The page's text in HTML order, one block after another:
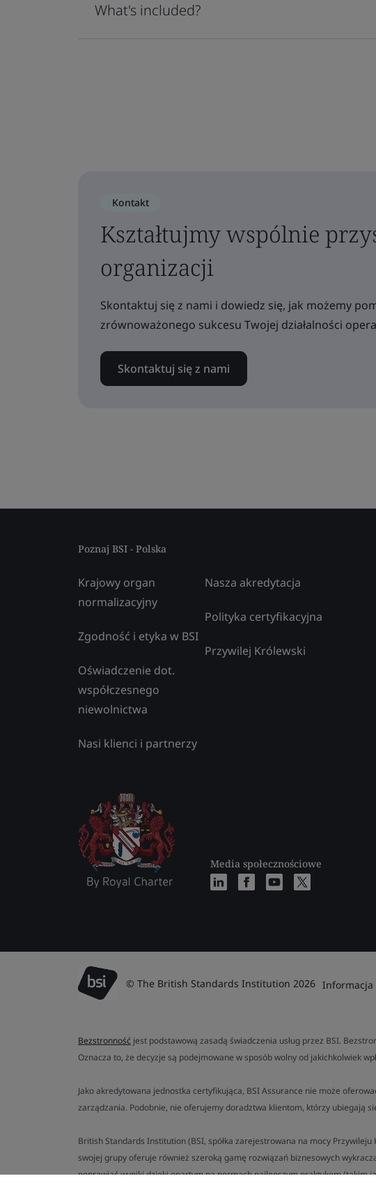
What's included?
Kontakt
Kształtujmy wspólnie
organizacji
Skontaktuj się z nami i dowiedz się, jak możemy
zrównoważonego sukcesu Twojej działalności
Skontaktuj się z nami
Poznaj BSI - Polska
Krajowy organ
normalizacyjny
Zgodność i etyka w BSI
Oświadczenie dot.
współczesnego
niewolnictwa
Nasi klienci i partnerzy
Nasza akredytacja
Polityka certyfikacyjna
Przywilej Królewski
Media społecznościowe
© The British Standards Institution 2026 Informacja
Bezstronność jest podstawową zasadą świadczenia usług przez BSI.
Oznacza to, że decyzje są podejmowane w sposób wolny od jakichkolwiek
Jako akredytowana jednostka certyfikująca, BSI Assurance nie może
zarządzania. Podobnie, nie oferujemy doradztwa klientom, którzy ubiegają
British Standards Institution (BSI, spółka zarejestrowana na mocy
swojej grupy oferuje również szeroką gamę rozwiązań biznesowych
poprawiać wyniki dzięki opartym na normach najlepszym praktykom (takim